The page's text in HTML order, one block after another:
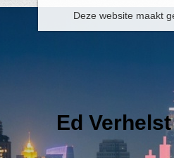
Ed
Deze website maakt